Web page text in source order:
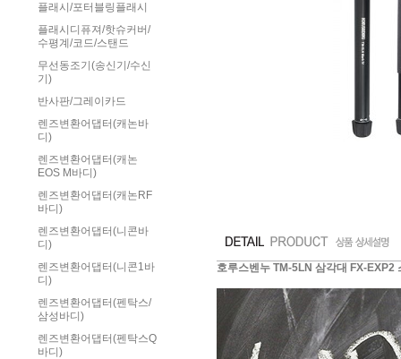
플래시/포터블링플래시
플래시디퓨져/핫슈커버/
수평계/코드/스탠드
무선동조기(송신기/수신
기)
반사판/그레이카드
렌즈변환어댑터(캐논바
디)
렌즈변환어댑터(캐논
EOS M바디)
렌즈변환어댑터(캐논RF
바디)
렌즈변환어댑터(니콘바
디)
렌즈변환어댑터(니콘1바
디)
렌즈변환어댑터(펜탁스/
삼성바디)
렌즈변환어댑터(펜탁스Q
바디)
호루스벤누 TM-5LN 삼각대 FX-EXP2